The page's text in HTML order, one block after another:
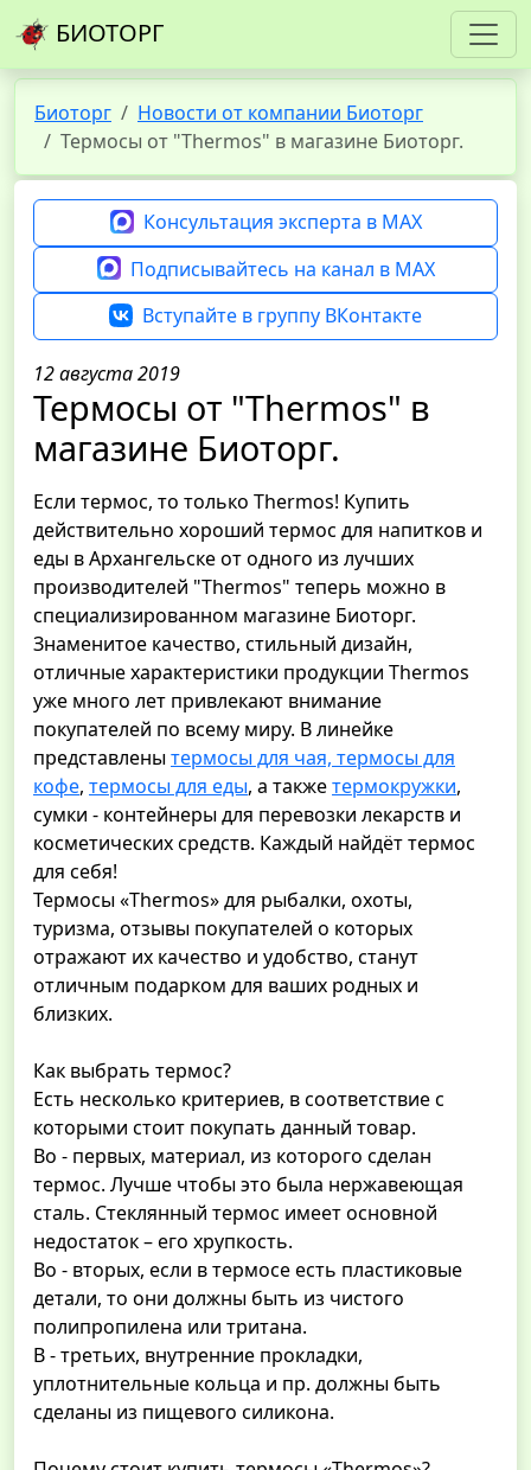
БИОТОРГ
Биоторг
Новости от компании Биоторг
Термосы от "Thermos" в магазине Биоторг.
Консультация эксперта в MAX
Подписывайтесь на канал в MAX
Вступайте в группу ВКонтакте
12 августа 2019
Термосы от "Thermos" в
магазине Биоторг.
Если термос, то только Thermos! Купить
действительно хороший термос для напитков и
еды в Архангельске от одного из лучших
производителей "Thermos" теперь можно в
специализированном магазине Биоторг.
Знаменитое качество, стильный дизайн,
отличные характеристики продукции Thermos
уже много лет привлекают внимание
покупателей по всему миру. В линейке
представленытермосы для чая, термосы для
кофе, термосы для еды, а такжетермокружки,
сумки - контейнеры для перевозки лекарств и
косметических средств. Каждый найдёт термос
для себя!
Термосы «Thermos» для рыбалки, охоты,
туризма, отзывы покупателей о которых
отражают их качество и удобство, станут
отличным подарком для ваших родных и
близких.
Как выбрать термос?
Есть несколько критериев, в соответствие с
которыми стоит покупать данный товар.
Во - первых, материал, из которого сделан
термос. Лучше чтобы это была нержавеющая
сталь. Стеклянный термос имеет основной
недостаток – его хрупкость.
Во - вторых, если в термосе есть пластиковые
детали, то они должны быть из чистого
полипропилена или тритана.
В - третьих, внутренние прокладки,
уплотнительные кольца и пр. должны быть
сделаны из пищевого силикона.